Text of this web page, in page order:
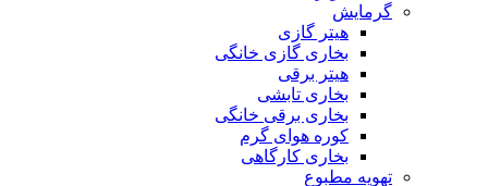
گرمایش
هیتر گازی
بخاری گازی خانگی
هیتر برقی
بخاری تابشی
بخاری برقی خانگی
کوره هوای گرم
بخاری کارگاهی
تهویه مطبوع